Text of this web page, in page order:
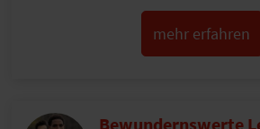
mehr erfahren
Bewundernswerte